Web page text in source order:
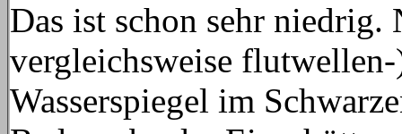
Das ist schon sehr
vergleichsweise
Wasserspiegel im